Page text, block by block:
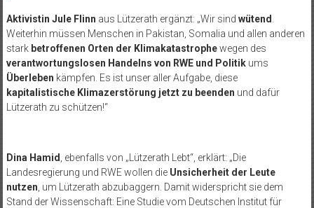
Aktivistin Jule Flinn aus Lützerath ergänzt: „Wir sind wütend
Weiterhin müssen Menschen in Pakistan, Somalia und allen anderen
stark betroffenen Orten der Klimakatastrophewegen des
verantwortungslosen Handelns von RWE und Politikums
Überleben kämpfen. Es ist unser aller Aufgabe, diese
kapitalistische Klimazerstörung jetzt zu beenden und dafür
Lützerath zu schützen!“
Dina Hamid , ebenfalls von „Lützerath Lebt“, erklärt: „Die
Landesregierung und RWE wollen die Unsicherheit der Leute
nutzen , um Lützerath abzubaggern. Damit widerspricht sie dem
Stand der Wissenschaft: Eine Studie vom Deutschen Institut für